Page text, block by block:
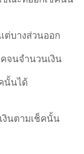
ต่บางส่วนออก
จนจำนวนเงิน
นั้นได้
งินตามเช็คนั้น